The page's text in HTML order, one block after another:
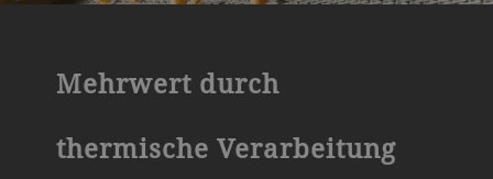
Mehrwert durch
thermische Verarbeitung